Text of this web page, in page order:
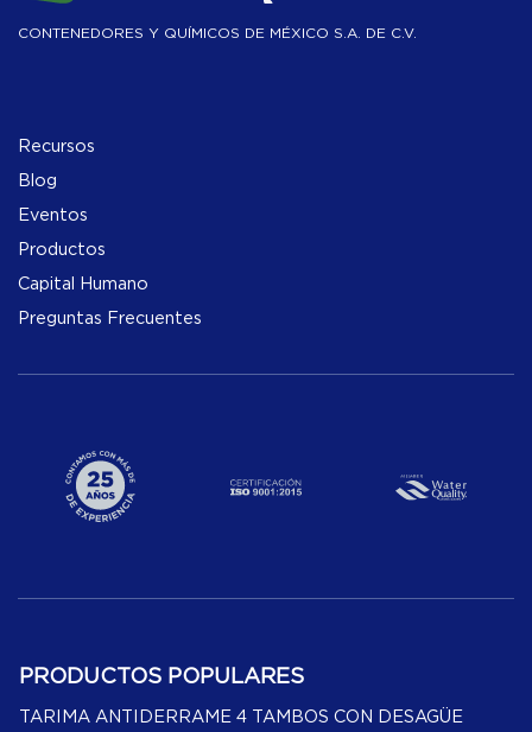
CONTENEDORES Y QUÍMICOS DE MÉXICO S.A. DE C.V.
Recursos
Blog
Eventos
Productos
Capital Humano
Preguntas Frecuentes
PRODUCTOS POPULARES
TARIMA ANTIDERRAME 4 TAMBOS CON DESAGÜE